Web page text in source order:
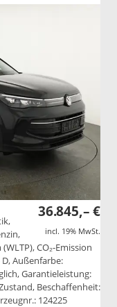
36.845,– €
incl. 19% MwSt.
CO₂-Emission
D, Außenfarbe:
Garantieleistung:
Beschaffenheit:
124225